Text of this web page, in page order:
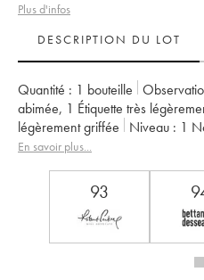
Plus d'infos
DESCRIPTION DU LOT
Quantité : 1 bouteille
abimée, 1 Étiquette très
légèrement griffée
Niveau : 1
TVA récupérable :
En savoir plus...
93